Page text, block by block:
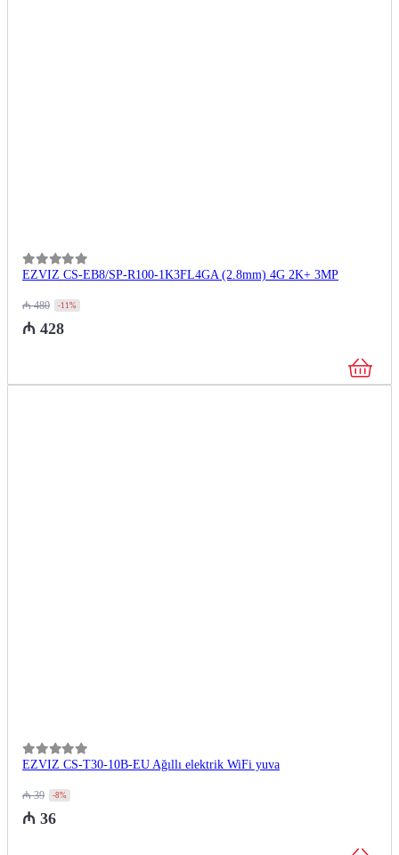
0из 5
EZVIZ CS-EB8/SP-R100-1K3FL4GA (2.8mm) 4G 2K+ 3MP
₼480 -11%
₼ 428
0из 5
EZVIZ CS-T30-10B-EU Ağıllı elektrik WiFi yuva
₼39 -8%
₼ 36